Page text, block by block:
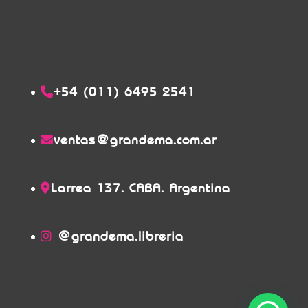
+54 (011) 6495 2541
ventas@grandema.com.ar
Larrea 137. CABA. Argentina
@grandema.libreria